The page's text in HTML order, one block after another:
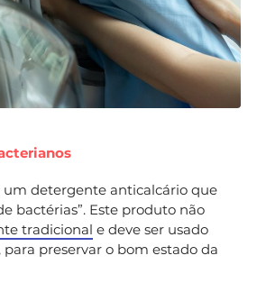
um detergente anticalcário que
bactérias”. Este produto não
tradicional e deve ser usado
preservar o bom estado da